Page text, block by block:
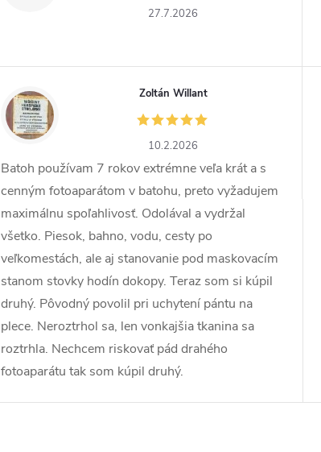
27.7.2026
ZW
Zoltán Willant
10.2.2026
Batoh používam 7 rokov extrémne veľa krát a s
cenným fotoaparátom v batohu, preto vyžadujem
maximálnu spoľahlivosť. Odolával a vydržal
všetko. Piesok, bahno, vodu, cesty po
veľkomestách, ale aj stanovanie pod maskovacím
stanom stovky hodín dokopy. Teraz som si kúpil
druhý. Pôvodný povolil pri uchytení pántu na
plece. Neroztrhol sa, len vonkajšia tkanina sa
roztrhla. Nechcem riskovať pád drahého
fotoaparátu tak som kúpil druhý.